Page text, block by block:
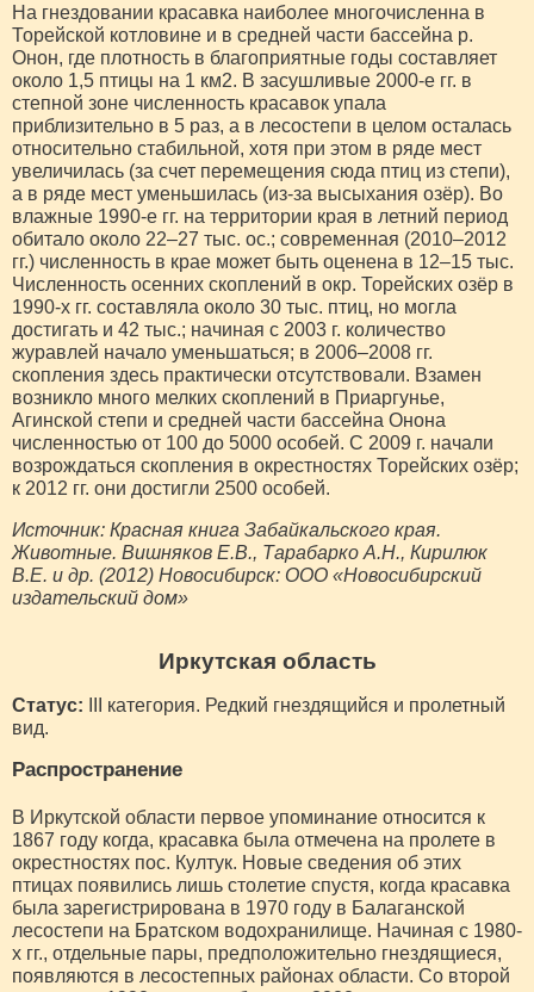
На гнездовании красавка наиболее многочисленна в
Торейской котловине и в средней части бассейна р.
Онон, где плотность в благоприятные годы составляет
около 1,5 птицы на 1 км2. В засушливые 2000-е гг. в
степной зоне численность красавок упала
приблизительно в 5 раз, а в лесостепи в целом осталась
относительно стабильной, хотя при этом в ряде мест
увеличилась (за счет перемещения сюда птиц из степи),
а в ряде мест уменьшилась (из-за высыхания озёр). Во
влажные 1990-е гг. на территории края в летний период
обитало около 22–27 тыс. ос.; современная (2010–2012
гг.) численность в крае может быть оценена в 12–15 тыс.
Численность осенних скоплений в окр. Торейских озёр в
1990-х гг. составляла около 30 тыс. птиц, но могла
достигать и 42 тыс.; начиная с 2003 г. количество
журавлей начало уменьшаться; в 2006–2008 гг.
скопления здесь практически отсутствовали. Взамен
возникло много мелких скоплений в Приаргунье,
Агинской степи и средней части бассейна Онона
численностью от 100 до 5000 особей. С 2009 г. начали
возрождаться скопления в окрестностях Торейских озёр;
к 2012 гг. они достигли 2500 особей.
Источник: Красная книга Забайкальского края.
Животные. Вишняков Е.В., Тарабарко А.Н., Кирилюк
В.Е. и др. (2012) Новосибирск: ООО «Новосибирский
издательский дом»
Иркутская область
Статус: III категория. Редкий гнездящийся и пролетный
вид.
Распространение
В Иркутской области первое упоминание относится к
1867 году когда, красавка была отмечена на пролете в
окрестностях пос. Култук. Новые сведения об этих
птицах появились лишь столетие спустя, когда красавка
была зарегистрирована в 1970 году в Балаганской
лесостепи на Братском водохранилище. Начиная с 1980-
х гг., отдельные пары, предположительно гнездящиеся,
появляются в лесостепных районах области. Со второй